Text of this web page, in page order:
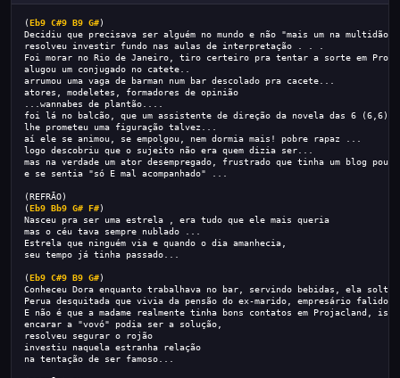
(Eb9 C#9 B9 G#)
Decidiu que precisava ser alguém no mundo e não "mais um na
resolveu investir fundo nas aulas de interpretação . . .
Foi morar no Rio de Janeiro, tiro certeiro pra tentar a sorte em
alugou um conjugado no catete..
arrumou uma vaga de barman num bar descolado pra cacete...
atores, modeletes, formadores de opinião
...wannabes de plantão....
foi lá no balcão, que um assistente de direção da novela das 6 (6,6)
lhe prometeu uma figuração talvez...
aí ele se animou, se empolgou, nem dormia mais! pobre rapaz ...
logo descobriu que o sujeito não era quem dizia ser...
mas na verdade um ator desempregado, frustrado que tinha um blog
e se sentia "só E mal acompanhado" ...
(REFRÃO)
(Eb9 Bb9 G# F#)
Nasceu pra ser uma estrela , era tudo que ele mais queria
mas o céu tava sempre nublado ...
Estrela que ninguém via e quando o dia amanhecia,
seu tempo já tinha passado...
(Eb9 C#9 B9 G#)
Conheceu Dora enquanto trabalhava no bar, servindo bebidas, ela
Perua desquitada que vivia da pensão do ex-marido, empresário falido
E não é que a madame realmente tinha bons contatos em Projacland,
encarar a "vovó" podia ser a solução,
resolveu segurar o rojão
investiu naquela estranha relação
na tentação de ser famoso...